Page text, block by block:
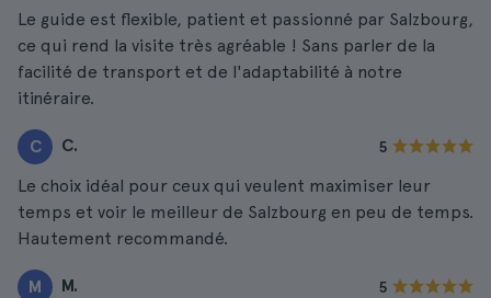
Le guide est flexible, patient et passionné par Salzbourg,
ce qui rend la visite très agréable ! Sans parler de la
facilité de transport et de l'adaptabilité à notre
itinéraire.
C C. 5
Le choix idéal pour ceux qui veulent maximiser leur
temps et voir le meilleur de Salzbourg en peu de temps.
Hautement recommandé.
M M. 5